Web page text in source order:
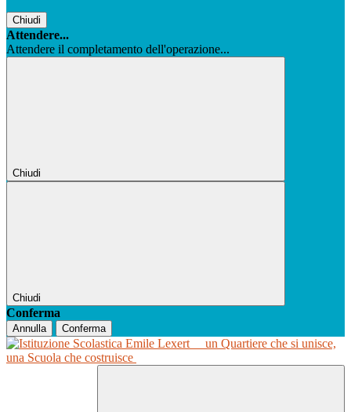
Chiudi
Attendere...
Attendere il completamento dell'operazione...
Chiudi
Chiudi
Conferma
Annulla Conferma
un Quartiere che si unisce,
una Scuola che costruisce